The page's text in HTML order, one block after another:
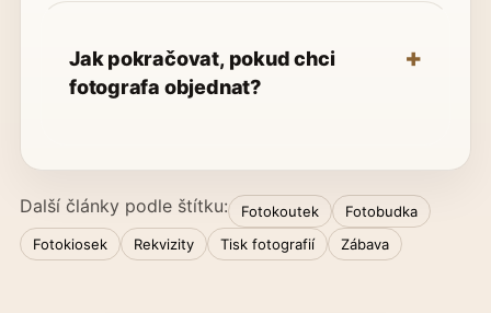
Jak pokračovat, pokud chci
fotografa objednat?
Další články podle štítku: Fotokoutek
Fotobudka
Fotokiosek
Rekvizity Tisk fotografií Zábava